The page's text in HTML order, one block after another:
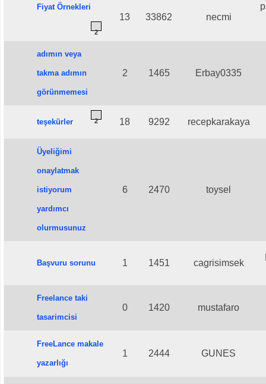
Fiyat Örnekleri
2
13 33862 necmi
adımın veya
takma adımın
görünmemesi
2 1465 Erbay0335
teşekürler 2 18 9292 recepkarakaya
Üyeliğimi
onaylatmak
istiyorum
yardımcı
olurmusunuz
6 2470 toysel
Başvuru sorunu 1 1451 cagrisimsek
Freelance taki
tasarimcisi
0 1420 mustafaro
FreeLance makale
yazarlığı
1 2444 GUNES